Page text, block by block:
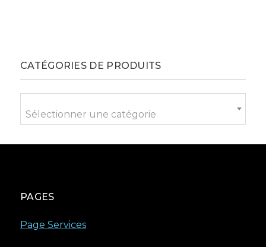
CATÉGORIES DE PRODUITS
Sélectionner une catégorie
PAGES
Page Services